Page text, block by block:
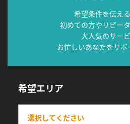
希望条件を伝え
初めての方やリピー
大人気のサービ
お忙しいあなたをサポ
希望エリア